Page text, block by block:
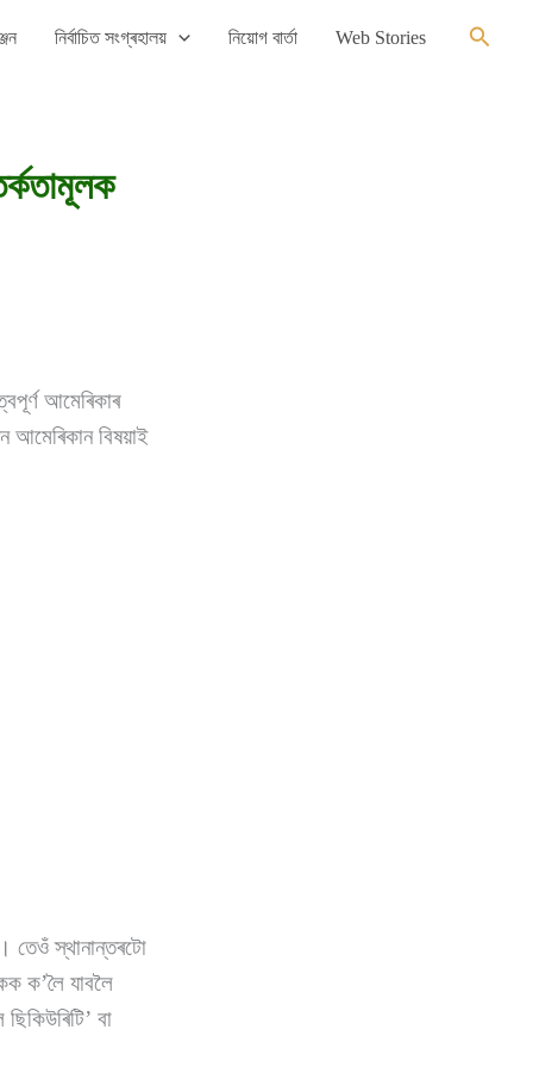
নিৰ্বাচিত সংগ্ৰহালয় নিয়োগ বাৰ্তা Web Stories Search
আমেৰিকাৰ
আমেৰিকান বিষয়াই
তেওঁ স্থানান্তৰটো
ক’লৈ যাবলৈ
বা